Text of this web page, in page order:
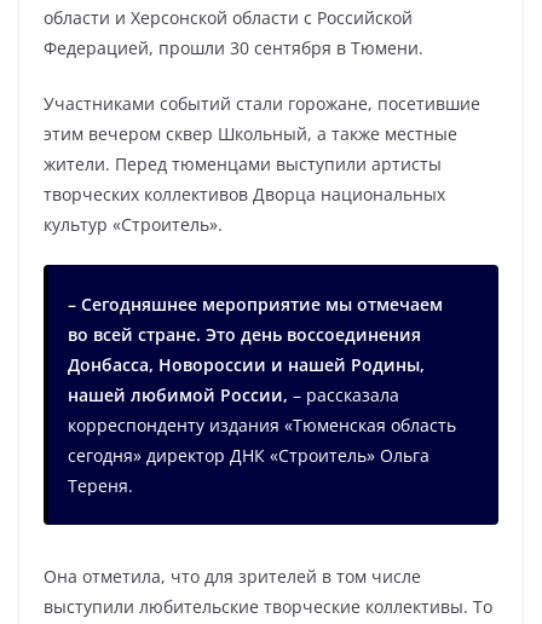
области и Херсонской области с Российской
Федерацией, прошли 30 сентября в Тюмени.
Участниками событий стали горожане, посетившие
этим вечером сквер Школьный, а также местные
жители. Перед тюменцами выступили артисты
творческих коллективов Дворца национальных
культур «Строитель».
– Сегодняшнее мероприятие мы отмечаем
во всей стране. Это день воссоединения
Донбасса, Новороссии и нашей Родины,
нашей любимой России, – рассказала
корреспонденту издания «Тюменская область
сегодня» директор ДНК «Строитель» Ольга
Тереня.
Она отметила, что для зрителей в том числе
выступили любительские творческие коллективы. То